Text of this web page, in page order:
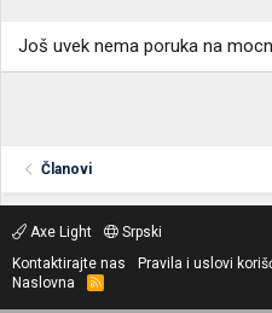
Još uvek nema poruka na
Članovi
Axe Light
Srpski
Kontaktirajte nas
Pravila i uslovi
Naslovna
R